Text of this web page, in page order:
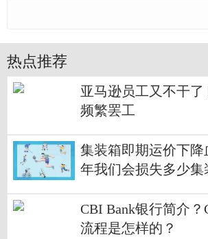
热点推荐
亚马逊员工又不干了
频繁罢工
集装箱即期运价下降
年我们会损失多少集
CBI Bank银行简介？
流程是怎样的？